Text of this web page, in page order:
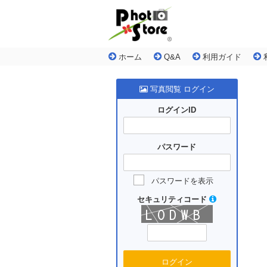
ホーム Q&A 利用ガイド
写真閲覧 ログイン
ログインID
パスワード
パスワードを表示
セキュリティコード
ログイン